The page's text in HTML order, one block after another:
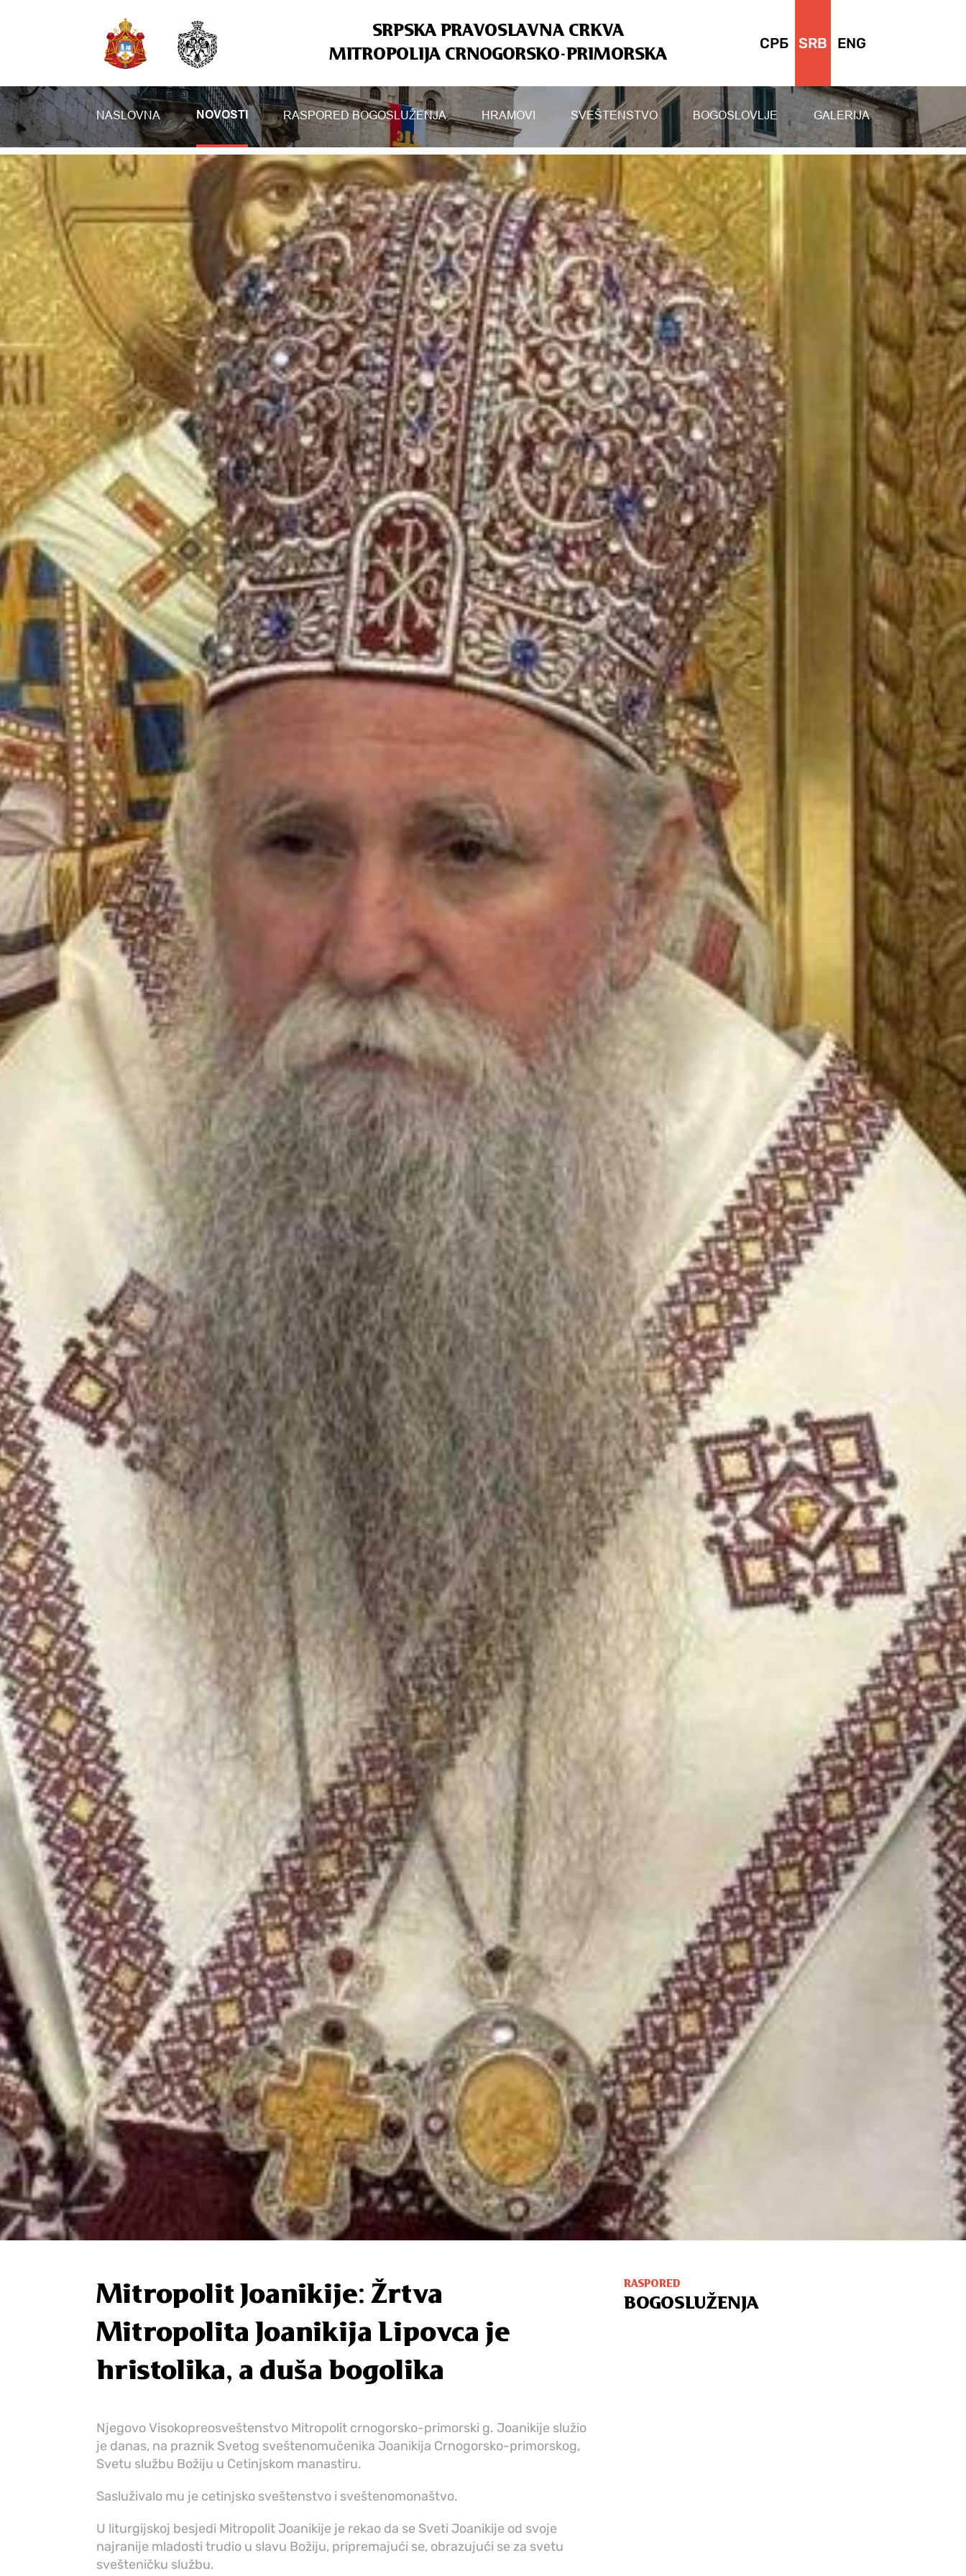
SRPSKA PRAVOSLAVNA CRKVA
MITROPOLIJA CRNOGORSKO-PRIMORSKA
СРБ SRB ENG
NASLOVNA NOVOSTI RASPORED BOGOSLUŽENJA HRAMOVI SVEŠTENSTVO BOGOSLOVLJE GALERIJA
Mitropolit Joanikije: Žrtva
Mitropolita Joanikija Lipovca je
hristolika, a duša bogolika
Njegovo Visokopreosveštenstvo Mitropolit crnogorsko-primorski g. Joanikije služio
je danas, na praznik Svetog sveštenomučenika Joanikija Crnogorsko-primorskog,
Svetu službu Božiju u Cetinjskom manastiru.
Sasluživalo mu je cetinjsko sveštenstvo i sveštenomonaštvo.
U liturgijskoj besjedi Mitropolit Joanikije je rekao da se Sveti Joanikije od svoje
najranije mladosti trudio u slavu Božiju, pripremajući se, obrazujući se za svetu
svešteničku službu.
RASPORED
BOGOSLUŽENJA